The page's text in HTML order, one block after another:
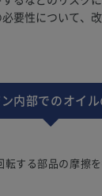
要性について、
内部でのオイ
転する部品の摩擦